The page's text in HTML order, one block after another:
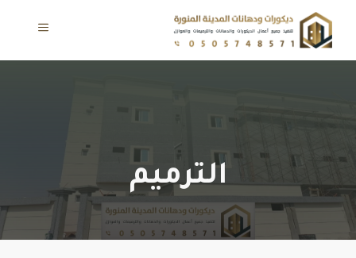
المحتوى
القائمة
الترميم